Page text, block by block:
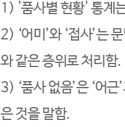
1) '품사별 현황' 통계
2) ‘어미’와 ‘접사’는
와 같은 층위로 처리함.
3) ‘품사 없음’은 ‘어
은 것을 말함.